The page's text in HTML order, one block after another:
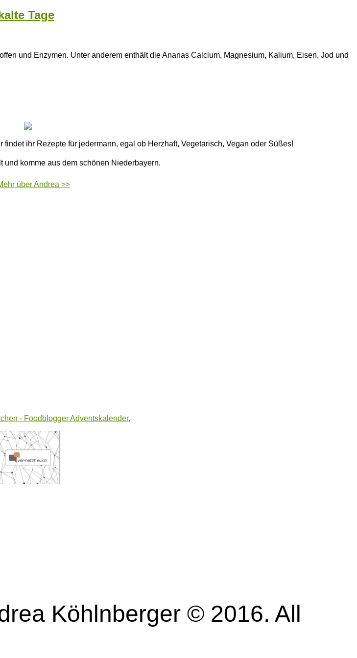
Tage
und Enzymen. Unter anderem enthält die Ananas Calcium, Magnesium, Kalium, Eisen, Jod und
ihr Rezepte für jedermann, egal ob Herzhaft, Vegetarisch, Vegan oder Süßes!
und komme aus dem schönen Niederbayern.
über Andrea >>
Köhlnberger © 2016. All